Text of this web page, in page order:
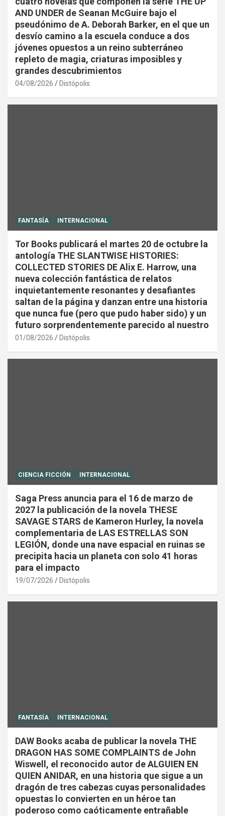
AND UNDER de Seanan McGuire bajo el
pseudónimo de A. Deborah Barker, en el que un
desvío camino a la escuela conduce a dos
jóvenes opuestos a un reino subterráneo
repleto de magia, criaturas imposibles y
grandes descubrimientos
04/08/2026 Distópolis
FANTASÍA INTERNACIONAL
Tor Books publicará el martes 20 de octubre la
antología THE SLANTWISE HISTORIES:
COLLECTED STORIES DE Alix E. Harrow, una
nueva colección fantástica de relatos
inquietantemente resonantes y desafiantes
saltan de la página y danzan entre una historia
que nunca fue (pero que pudo haber sido) y un
futuro sorprendentemente parecido al nuestro
01/08/2026 Distópolis
CIENCIA FICCIÓN INTERNACIONAL
Saga Press anuncia para el 16 de marzo de
2027 la publicación de la novela THESE
SAVAGE STARS de Kameron Hurley, la novela
complementaria de LAS ESTRELLAS SON
LEGIÓN, donde una nave espacial en ruinas se
precipita hacia un planeta con solo 41 horas
para el impacto
19/07/2026 Distópolis
FANTASÍA INTERNACIONAL
DAW Books acaba de publicar la novela THE
DRAGON HAS SOME COMPLAINTS de John
Wiswell, el reconocido autor de ALGUIEN EN
QUIEN ANIDAR, en una historia que sigue a un
dragón de tres cabezas cuyas personalidades
opuestas lo convierten en un héroe tan
poderoso como caóticamente entrañable